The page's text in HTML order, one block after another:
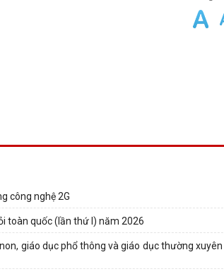
công nghệ 2G
toàn quốc (lần thứ I) năm 2026
giáo dục phổ thông và giáo dục thường